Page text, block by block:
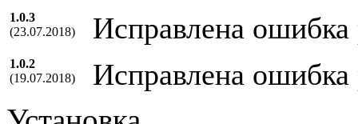
1.0.3
(23.07.2018)
Исправлена
1.0.2
(19.07.2018)
Исправлена